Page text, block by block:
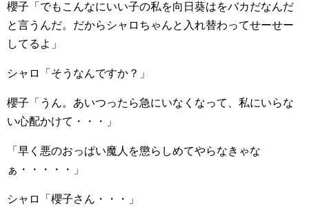
櫻子「でもこんなにいい子の私を向日葵はをバカだなんだ
と言うんだ。だからシャロちゃんと入れ替わってせーせー
してるよ」
シャロ「そうなんですか？」
櫻子「うん。あいつったら急にいなくなって、私にいらな
い心配かけて・・・」
「早く悪のおっぱい魔人を懲らしめてやらなきゃな
ぁ・・・・・」
シャロ「櫻子さん・・・」